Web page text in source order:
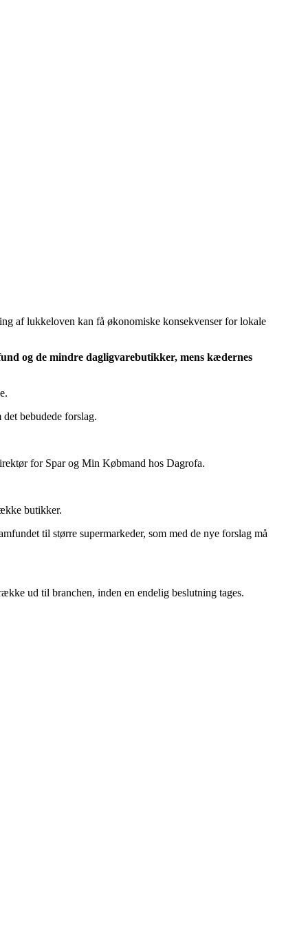
af lukkeloven kan få økonomiske konsekvenser for lokale
og de mindre dagligvarebutikker, mens kædernes
det bebudede forslag.
for Spar og Min Købmand hos Dagrofa.
butikker.
til større supermarkeder, som med de nye forslag må
ud til branchen, inden en endelig beslutning tages.